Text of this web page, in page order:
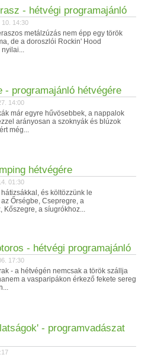
- hétvégi programajánló
10. 14:30
metálzúzás nem épp egy török
de a doroszlói Rockin' Hood
- programajánló hétvégére
14:00
már egyre hűvösebbek, a nappalok
arányosan a szoknyák és blúzok
még...
hétvégére
01:30
és költözzünk le
Őrségbe, Csepregre, a
Kőszegre, a síugrókhoz...
- hétvégi programajánló
17:30
- a hétvégén nemcsak a török szállja
a vasparipákon érkező fekete sereg
- programvadászat